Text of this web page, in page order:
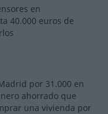
en
40.000 euros de
por 31.000 en
ahorrado que
una vivienda por